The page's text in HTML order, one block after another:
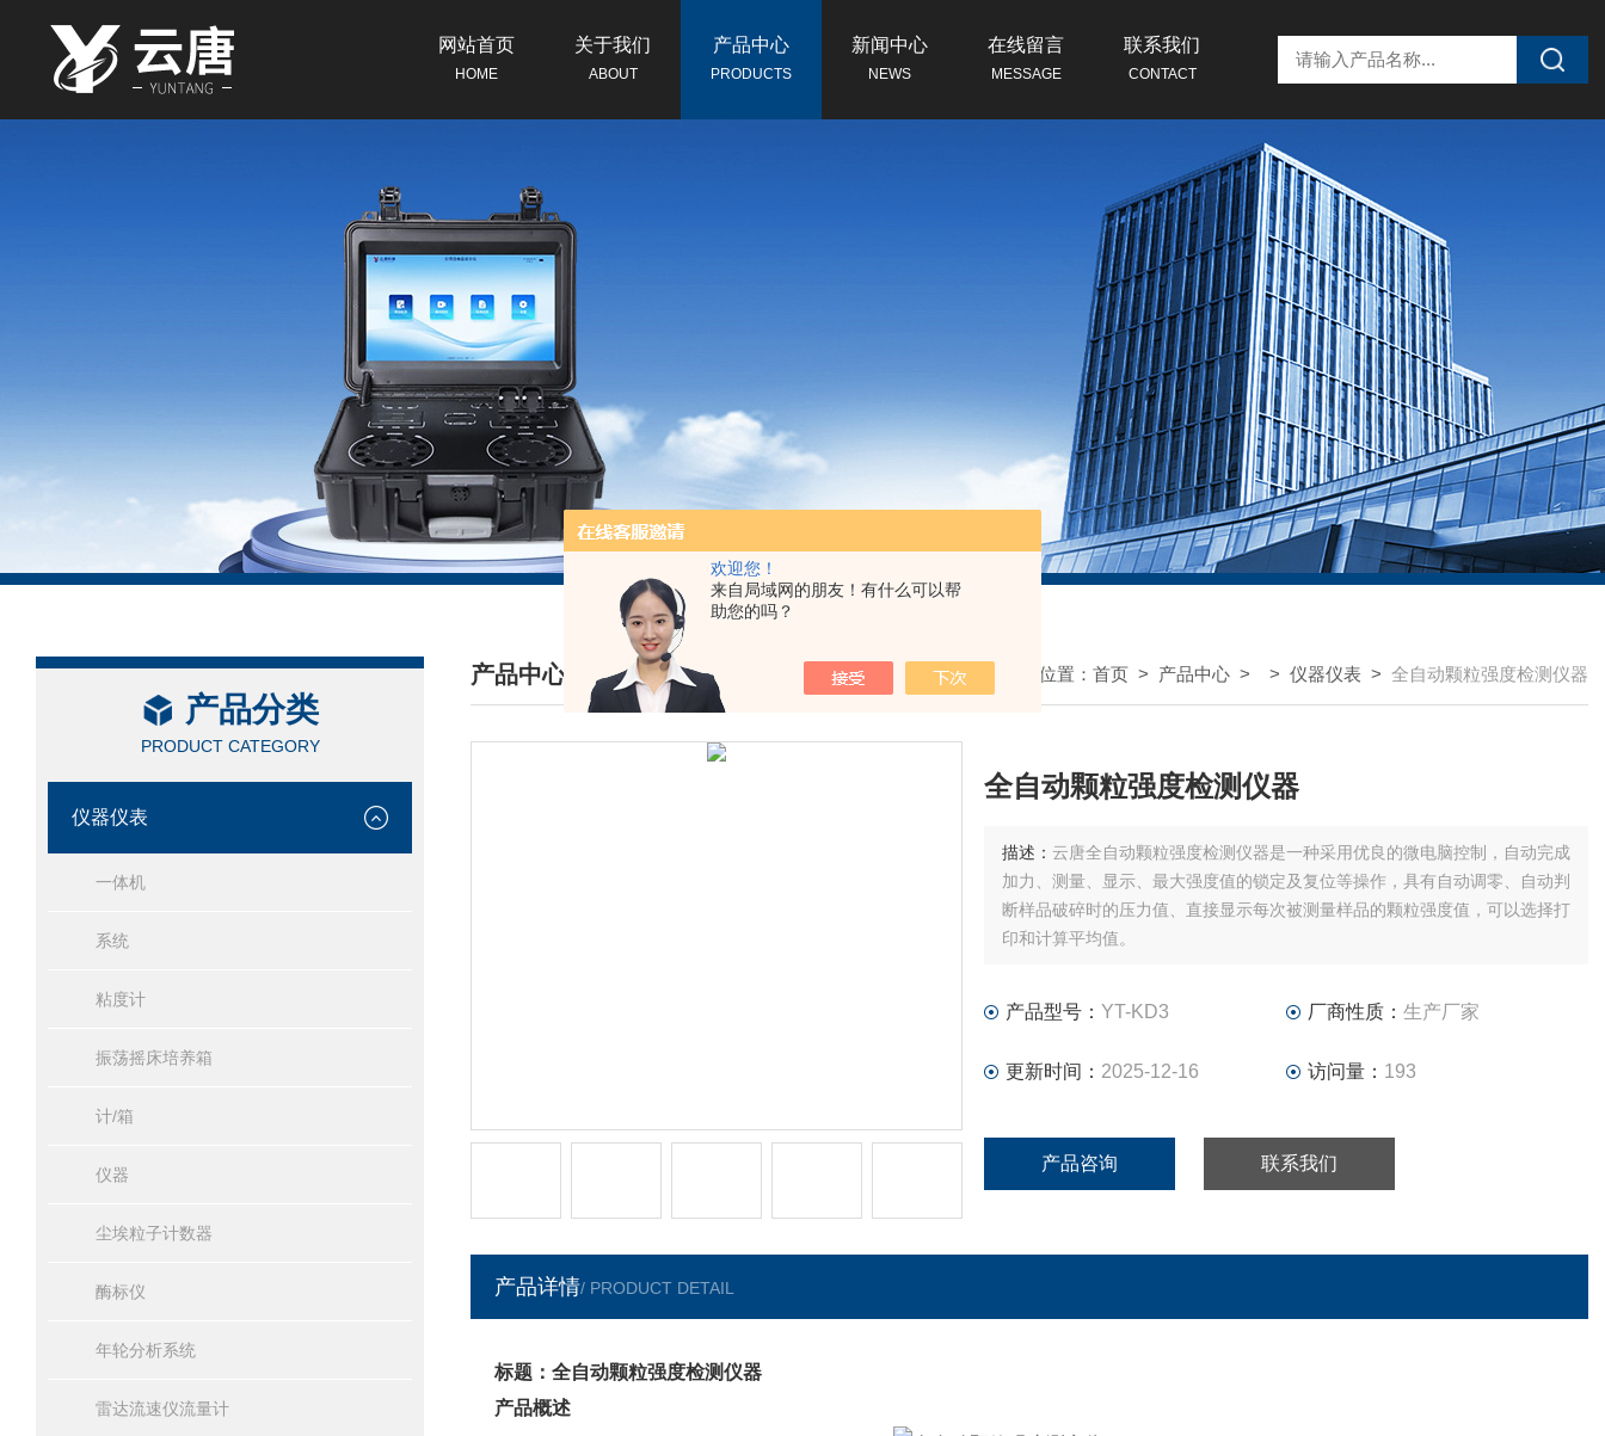
欢迎您！
来自局域网的朋友！有什么可以帮
助您的吗？
网站首页
HOME
关于我们
ABOUT
产品中心
PRODUCTS
新闻中心
NEWS
在线留言
MESSAGE
联系我们
CONTACT
产品分类
PRODUCT CATEGORY
仪器仪表
一体机
系统
粘度计
振荡摇床培养箱
计/箱
仪器
尘埃粒子计数器
酶标仪
年轮分析系统
雷达流速仪流量计
产品中心
/ PRODUCTS CENTER
我的位置： 首页 > 产品中心 > > 仪器仪表 > 全自动颗粒强度检测仪器
全自动颗粒强度检测仪器
描述： 云唐全自动颗粒强度检测仪器是一种采用优良的微电脑控制，自动完成
加力、测量、显示、最大强度值的锁定及复位等操作，具有自动调零、自动判
断样品破碎时的压力值、直接显示每次被测量样品的颗粒强度值，可以选择打
印和计算平均值。
产品型号： YT-KD3 厂商性质： 生产厂家
更新时间： 2025-12-16 访问量： 193
产品咨询 联系我们
产品详情/ PRODUCT DETAIL
标题：全自动颗粒强度检测仪器
产品概述